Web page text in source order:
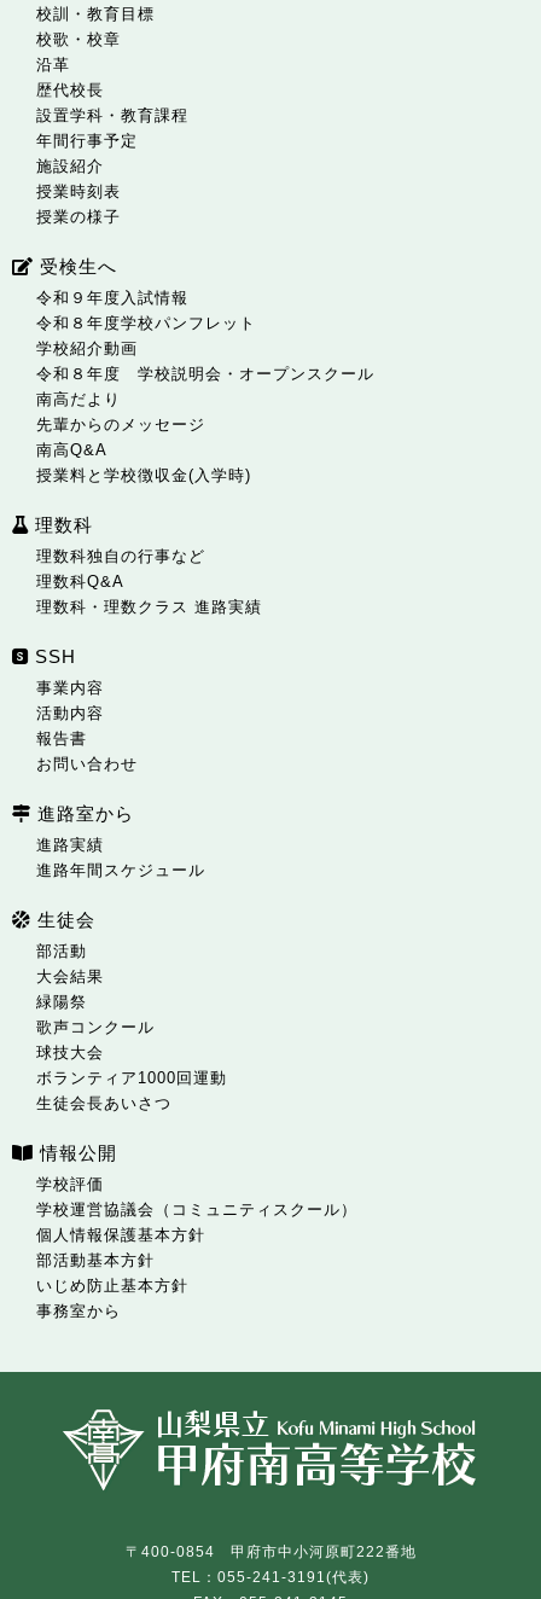
校訓・教育目標
校歌・校章
沿革
歴代校長
設置学科・教育課程
年間行事予定
施設紹介
授業時刻表
授業の様子
受検生へ
令和９年度入試情報
令和８年度学校パンフレット
学校紹介動画
令和８年度 学校説明会・オープンスクール
南高だより
先輩からのメッセージ
南高Q&A
授業料と学校徴収金(入学時)
理数科
理数科独自の行事など
理数科Q&A
理数科・理数クラス 進路実績
SSH
事業内容
活動内容
報告書
お問い合わせ
進路室から
進路実績
進路年間スケジュール
生徒会
部活動
大会結果
緑陽祭
歌声コンクール
球技大会
ボランティア1000回運動
生徒会長あいさつ
情報公開
学校評価
学校運営協議会（コミュニティスクール）
個人情報保護基本方針
部活動基本方針
いじめ防止基本方針
事務室から
〒400-0854 甲府市中小河原町222番地
TEL：055-241-3191(代表)